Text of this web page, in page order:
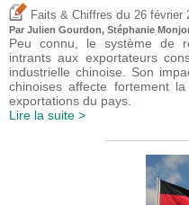
Faits & Chiffres du 26 février
Par Julien Gourdon, Stéphanie
Peu connu, le système de
intrants aux exportateurs
industrielle chinoise. Son
chinoises affecte fortement
exportations du pays.
Lire la suite >